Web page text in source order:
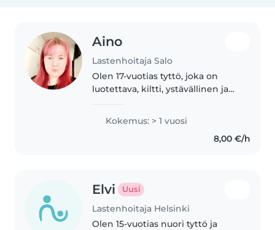
Aino
Lastenhoitaja Salo
Olen 17-vuotias tyttö, joka on
luotettava, kiltti, ystävällinen ja
laulamista ja isos toimintaa.
Minulla on 4 sisarusta, joista yksi
Kokemus: > 1 vuosi
8,00 €/h
Elvi Uusi
Lastenhoitaja Helsinki
Olen 15-vuotias nuori tyttö ja